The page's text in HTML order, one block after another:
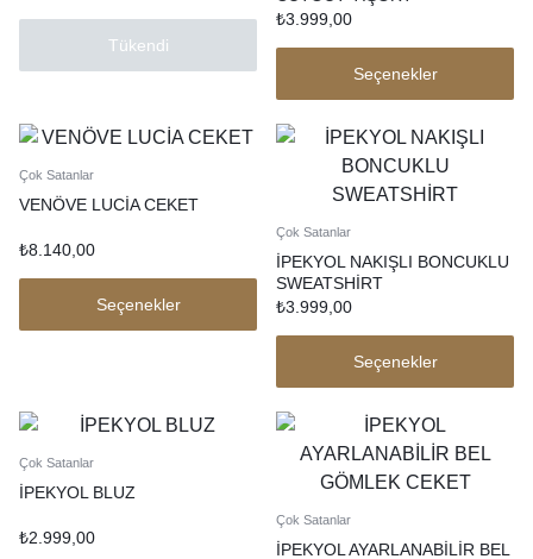
Tükendi
₺3.999,00
Seçenekler
Çok Satanlar
VENÖVE LUCİA CEKET
₺8.140,00
Seçenekler
Çok Satanlar
İPEKYOL NAKIŞLI BONCUKLU
SWEATSHİRT
₺3.999,00
Seçenekler
Çok Satanlar
İPEKYOL BLUZ
₺2.999,00
Çok Satanlar
İPEKYOL AYARLANABİLİR BEL